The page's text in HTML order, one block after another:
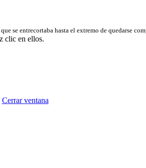
se entrecortaba hasta el extremo de quedarse
clic en ellos.
Cerrar ventana